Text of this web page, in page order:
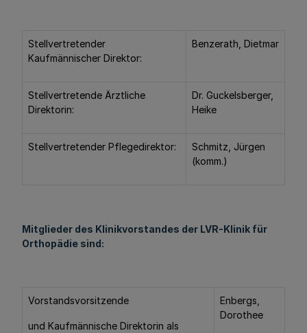
Stellvertretender
Kaufmännischer Direktor:
Benzerath, Dietmar
Stellvertretende Ärztliche
Direktorin:
Dr. Guckelsberger,
Heike
Stellvertretender Pflegedirektor:
Schmitz, Jürgen
(komm.)
Mitglieder des Klinikvorstandes der LVR-Klinik für
Orthopädie sind:
Vorstandsvorsitzende
und Kaufmännische Direktorin als
Enbergs,
Dorothee